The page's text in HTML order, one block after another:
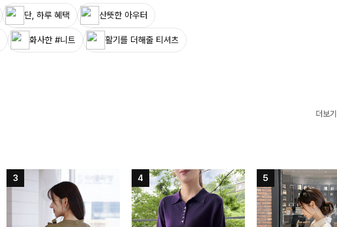
단, 하루 혜택 산뜻한 아우터
화사한 #니트 활기를 더해줄 티셔츠
더보기